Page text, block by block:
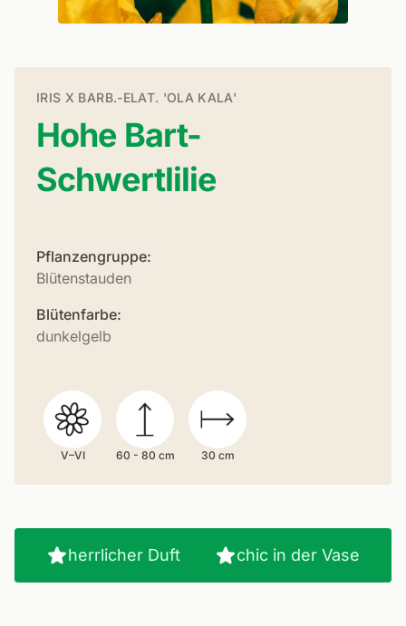
IRIS X BARB.-ELAT. 'OLA KALA'
Hohe Bart-
Schwertlilie
Pflanzengruppe:
Blütenstauden
Blütenfarbe:
dunkelgelb
V–VI 60 - 80 cm 30 cm
herrlicher Duft chic in der Vase